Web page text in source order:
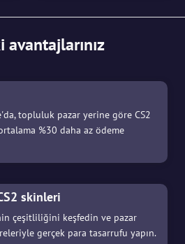
avantajlarınız
topluluk pazar yerine göre CS2
%30 daha az ödeme
skinleri
çeşitliliğini keşfedin ve pazar
gerçek para tasarrufu yapın.